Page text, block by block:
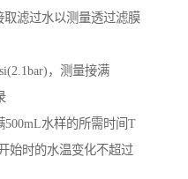
取滤过水以测量透过滤膜
，测量接满
水样的所需时间T
始时的水温变化不超过